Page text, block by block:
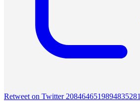
Retweet on Twitter 2084646519894835281